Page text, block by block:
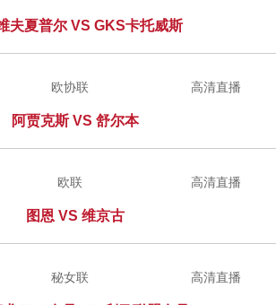
夫夏普尔 VS GKS卡托威斯
欧协联
阿贾克斯 VS 舒尔本
高清直播
欧联
图恩 VS 维京古
高清直播
秘女联 高清直播